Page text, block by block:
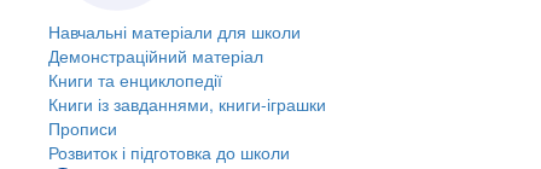
Навчальні матеріали для школи
Демонстраційний матеріал
Книги та енциклопедії
Книги із завданнями, книги-іграшки
Прописи
Розвиток і підготовка до школи